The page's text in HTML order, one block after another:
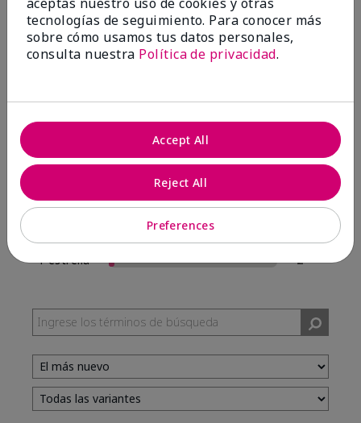
Escribir Una Opinión
3 estrellas
1
1 estrella
2
tecnologías de seguimiento. Para conocer más
sobre cómo usamos tus datos personales,
consulta nuestra Política de privacidad.
Preferences
Reject All
Accept All